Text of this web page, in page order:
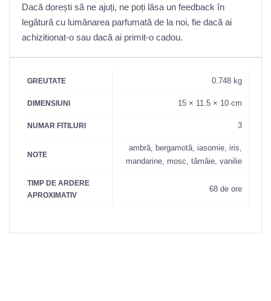
Dacă dorești să ne ajuți, ne poți lăsa un feedback în
legătură cu lumânarea parfumată de la noi, fie dacă ai
achizitionat-o sau dacă ai primit-o cadou.
GREUTATE 0.748 kg
DIMENSIUNI 15 × 11.5 × 10 cm
NUMAR FITILURI 3
NOTE
ambră, bergamotă, iasomie, iris,
mandarine, mosc, tămâie, vanilie
TIMP DE ARDERE
APROXIMATIV
68 de ore